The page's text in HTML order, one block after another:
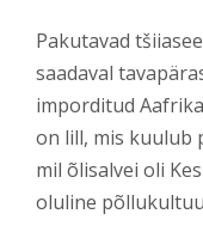
Pakutavad
saadaval
imporditud
on lill, mis kuulub
mil õlisalvei oli
oluline